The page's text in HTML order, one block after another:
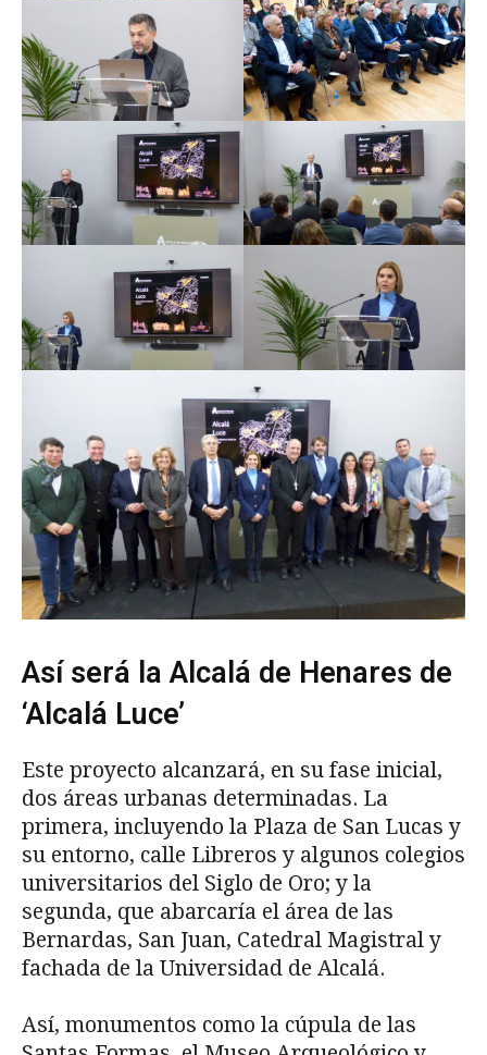
Así será la Alcalá de Henares de
‘Alcalá Luce’
Este proyecto alcanzará, en su fase inicial,
dos áreas urbanas determinadas. La
primera, incluyendo la Plaza de San Lucas y
su entorno, calle Libreros y algunos colegios
universitarios del Siglo de Oro; y la
segunda, que abarcaría el área de las
Bernardas, San Juan, Catedral Magistral y
fachada de la Universidad de Alcalá.
Así, monumentos como la cúpula de las